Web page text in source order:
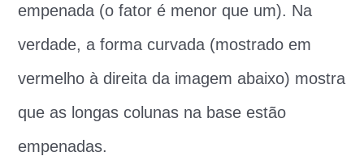
empenada (o fator é menor que um). Na
verdade, a forma curvada (mostrado em
vermelho à direita da imagem abaixo) mostra
que as longas colunas na base estão
empenadas.